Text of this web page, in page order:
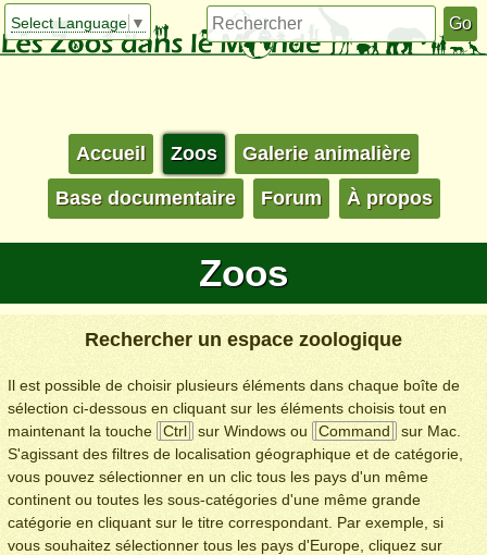
Select Language ▼
Accueil Zoos Galerie animalière
Base documentaire Forum À propos
Zoos
Rechercher un espace zoologique
Il est possible de choisir plusieurs éléments dans chaque boîte de
sélection ci-dessous en cliquant sur les éléments choisis tout en
maintenant la touche
Ctrl sur Windows ou Command
sur Mac.
S'agissant des filtres de localisation géographique et de catégorie,
vous pouvez sélectionner en un clic tous les pays d'un même
continent ou toutes les sous-catégories d'une même grande
catégorie en cliquant sur le titre correspondant. Par exemple, si
vous souhaitez sélectionner tous les pays d'Europe, cliquez sur